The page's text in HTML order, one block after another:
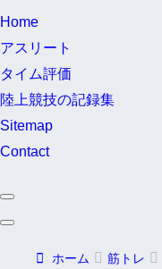
Home
アスリート
タイム評価
陸上競技の記録集
Sitemap
Contact
ホーム 筋トレ